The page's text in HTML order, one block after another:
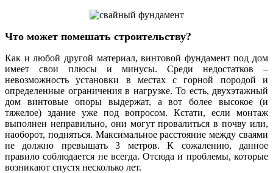
Что может помешать строительству?
Как и любой другой материал, винтовой фундамент под дом
имеет свои плюсы и минусы. Среди недостатков –
невозможность установки в местах с горной породой и
определенные ограничения в нагрузке. То есть, двухэтажный
дом винтовые опоры выдержат, а вот более высокое (и
тяжелое) здание уже под вопросом. Кстати, если монтаж
выполнен неправильно, они могут провалиться в почву или,
наоборот, подняться. Максимальное расстояние между сваями
не должно превышать 3 метров. К сожалению, данное
правило соблюдается не всегда. Отсюда и проблемы, которые
возникают спустя несколько лет.